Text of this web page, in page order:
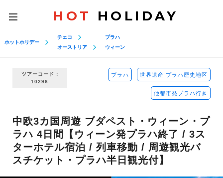
toggle
navigation
HOT HOLIDAY
ホットホリデー
チェコ
オーストリア
プラハ
ウィーン
ツアーコード :
10296
プラハ 世界遺産 プラハ歴史地区
他都市発プラハ行き
中欧3カ国周遊 ブダペスト・ウィーン・プ
ラハ 4日間【ウィーン発プラハ終了 / 3ス
ターホテル宿泊 / 列車移動 / 周遊観光バ
スチケット・プラハ半日観光付】